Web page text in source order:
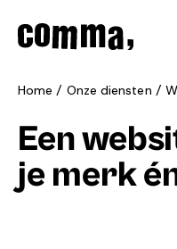
Home Onze diensten
Een
je merk